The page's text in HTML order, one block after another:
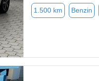
1.500 km Benzin